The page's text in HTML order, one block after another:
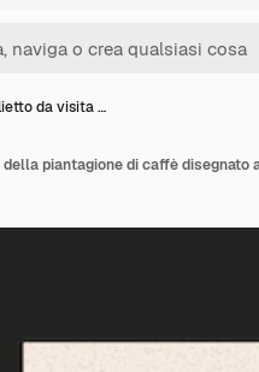
da visita …
piantagione di caffè disegnato